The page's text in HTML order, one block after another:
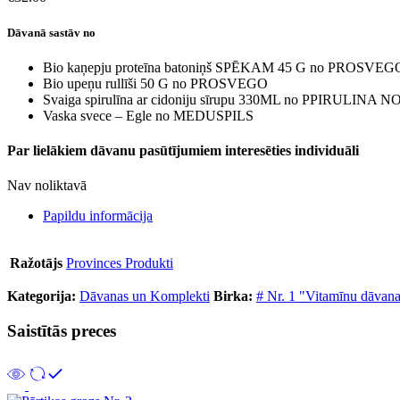
Dāvanā sastāv no
Bio kaņepju proteīna batoniņš SPĒKAM 45 G no
Bio upeņu rullīši 50 G no PROSVEGO
Svaiga spirulīna ar cidoniju sīrupu 330ML no PPIRULINA
Vaska svece – Egle no MEDUSPILS
Par lielākiem dāvanu pasūtījumiem interesēties individuāli
Nav noliktavā
Papildu informācija
Ražotājs Provinces Produkti
Kategorija: Dāvanas un Komplekti Birka: # Nr. 1 "Vitamīnu
Saistītās preces